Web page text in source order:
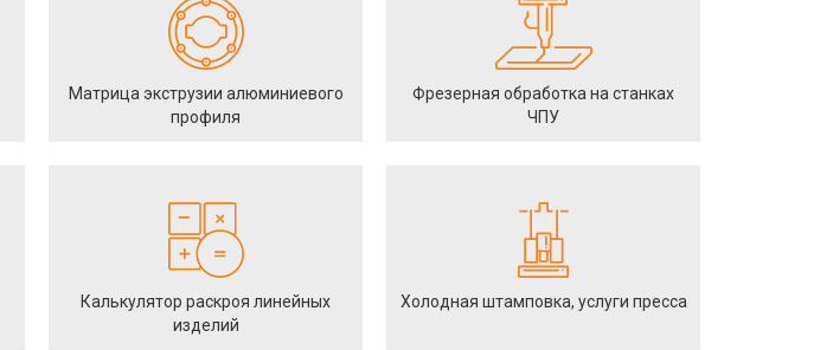
Матрица экструзии алюминиевого
профиля
Фрезерная обработка на станках
ЧПУ
Калькулятор раскроя линейных
изделий
Холодная штамповка, услуги пресса